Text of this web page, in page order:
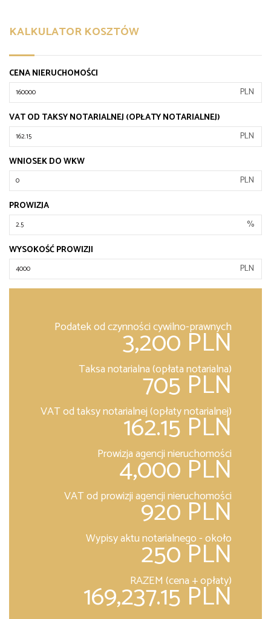
KALKULATOR KOSZTÓW
CENA NIERUCHOMOŚCI
PLN
VAT OD TAKSY NOTARIALNEJ (OPŁATY NOTARIALNEJ)
PLN
WNIOSEK DO WKW
PLN
PROWIZJA
%
WYSOKOŚĆ PROWIZJI
PLN
Podatek od czynności cywilno-prawnych
3,200 PLN
Taksa notarialna (opłata notarialna)
705 PLN
VAT od taksy notarialnej (opłaty notarialnej)
162.15 PLN
Prowizja agencji nieruchomości
4,000 PLN
VAT od prowizji agencji nieruchomości
920 PLN
Wypisy aktu notarialnego - około
250 PLN
RAZEM (cena + opłaty)
169,237.15 PLN